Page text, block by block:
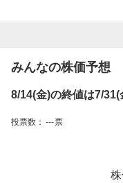
みんなの株価予想
8/14(金)の終値は7/
投票数： ---票